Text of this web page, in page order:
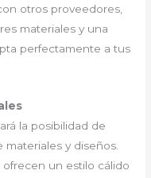
otros proveedores,
materiales y una
perfectamente a tus
la posibilidad de
y diseños.
un estilo cálido